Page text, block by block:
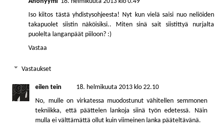
Iso kiitos tästä yhdistysohjeesta! Nyt kun vielä saisi nuo neliöiden
takapuolet siistin näköisiksi.. Miten sinä sait siistittyä nurjalta
puolelta langanpäät piiloon? :)
Vastaa
Vastaukset
eilen tein
18. helmikuuta 2013 klo 22.10
No, mulle on virkatessa muodostunut vähitellen semmonen
tekniikka, että päättelen lankoja siinä työn edetessä. Näin
mulla ei välttämättä ollut kuin viimeinen lanka pääteltävänä.